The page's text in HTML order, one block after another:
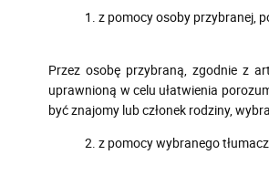
1. z pomocy osoby przybranej,
Przez osobę przybraną, zgodnie z
uprawnioną w celu ułatwienia
być znajomy lub członek rodziny,
2. z pomocy wybranego